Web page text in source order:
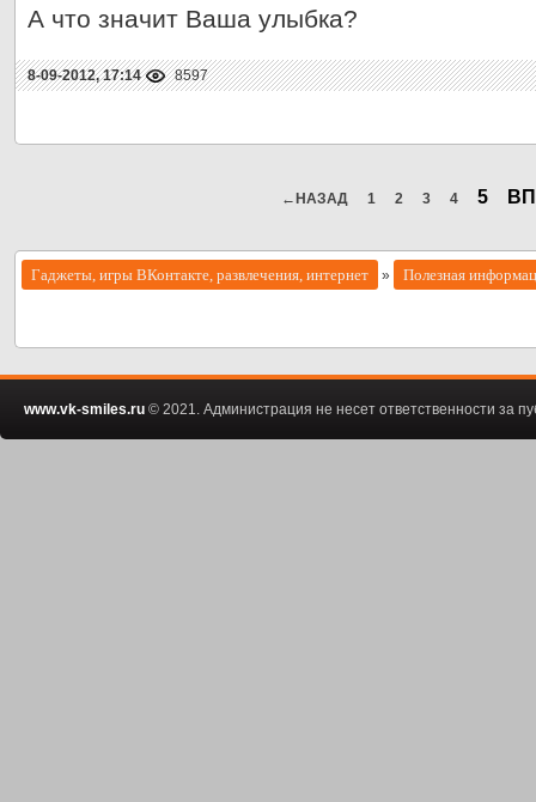
А что значит Ваша улыбка?
8-09-2012, 17:14 8597
←НАЗАД 1 2 3 4 5
Гаджеты, игры ВКонтакте, развлечения, интернет » Полезная
www.vk-smiles.ru © 2021. Администрация не несет ответственности за